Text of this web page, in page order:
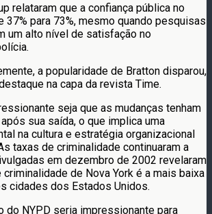
relataram que a confiança pública no
37% para 73%, mesmo quando pesquisas
um alto nível de satisfação no
a popularidade de Bratton disparou,
na capa da revista Time.
seja que as mudanças tenham
sua saída, o que implica uma
na cultura e estratégia organizacional
taxas de criminalidade continuaram a
em dezembro de 2002 revelaram
criminalidade de Nova York é a mais baixa
cidades dos Estados Unidos.
do NYPD seria impressionante para